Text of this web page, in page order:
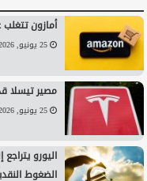
أمازون
25 يونيو, 2026 9:48 م
مصير تيسلا
25 يونيو, 2026 8:11 م
اليورو
الضغوط